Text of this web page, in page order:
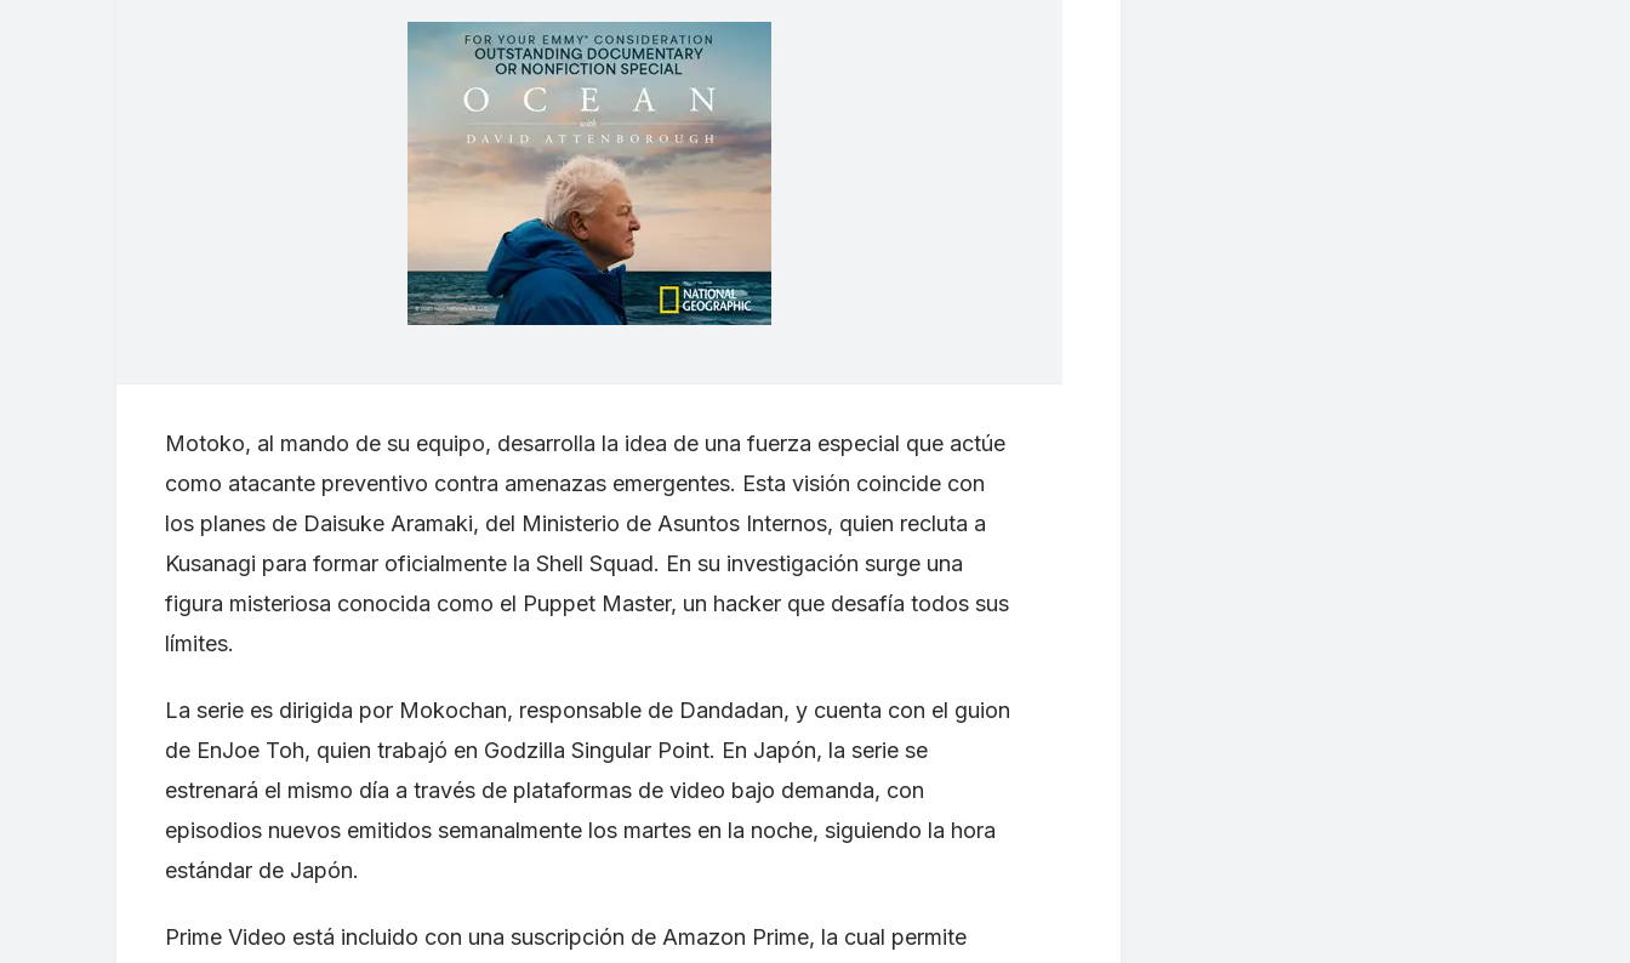
Motoko, al mando de su equipo, desarrolla la idea de una fuerza especial que actúe
como atacante preventivo contra amenazas emergentes. Esta visión coincide con
los planes de Daisuke Aramaki, del Ministerio de Asuntos Internos, quien recluta a
Kusanagi para formar oficialmente la Shell Squad. En su investigación surge una
figura misteriosa conocida como el Puppet Master, un hacker que desafía todos sus
límites.
La serie es dirigida por Mokochan, responsable de Dandadan, y cuenta con el guion
de EnJoe Toh, quien trabajó en Godzilla Singular Point. En Japón, la serie se
estrenará el mismo día a través de plataformas de video bajo demanda, con
episodios nuevos emitidos semanalmente los martes en la noche, siguiendo la hora
estándar de Japón.
Prime Video está incluido con una suscripción de Amazon Prime, la cual permite